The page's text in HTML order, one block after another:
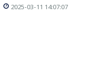
2025-03-11 14:07:07